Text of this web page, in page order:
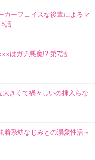
カーフェイスな後輩によるマ
話
はガチ悪魔!? 第7話
きくて禍々しいの挿入らな
系幼なじみとの溺愛性活～